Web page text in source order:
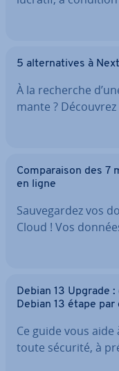
5 al­ter­na­tives à
À la recherche
mante ?
Com­pa­rai­son des 7
en ligne
Sau­ve­gar­dez vos
Cloud ! Vos
Debian 13 Upgrade
Debian 13 étape par
Ce guide vous
toute sécurité, à